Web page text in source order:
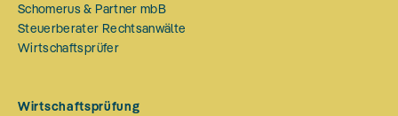
Schomerus & Partner mbB
Steuerberater Rechtsanwälte
Wirtschaftsprüfer
Wirtschaftsprüfung